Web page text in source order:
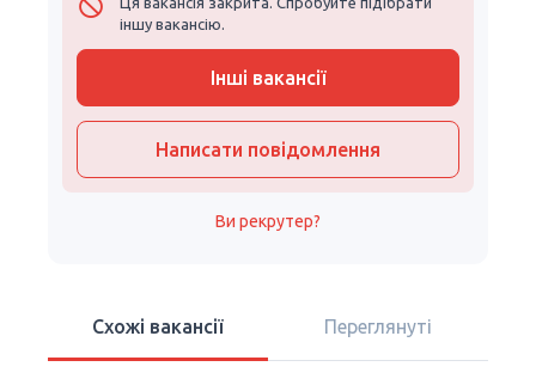
іншу вакансію.
Інші вакансії
Написати повідомлення
Ви рекрутер?
Схожі вакансії Переглянуті